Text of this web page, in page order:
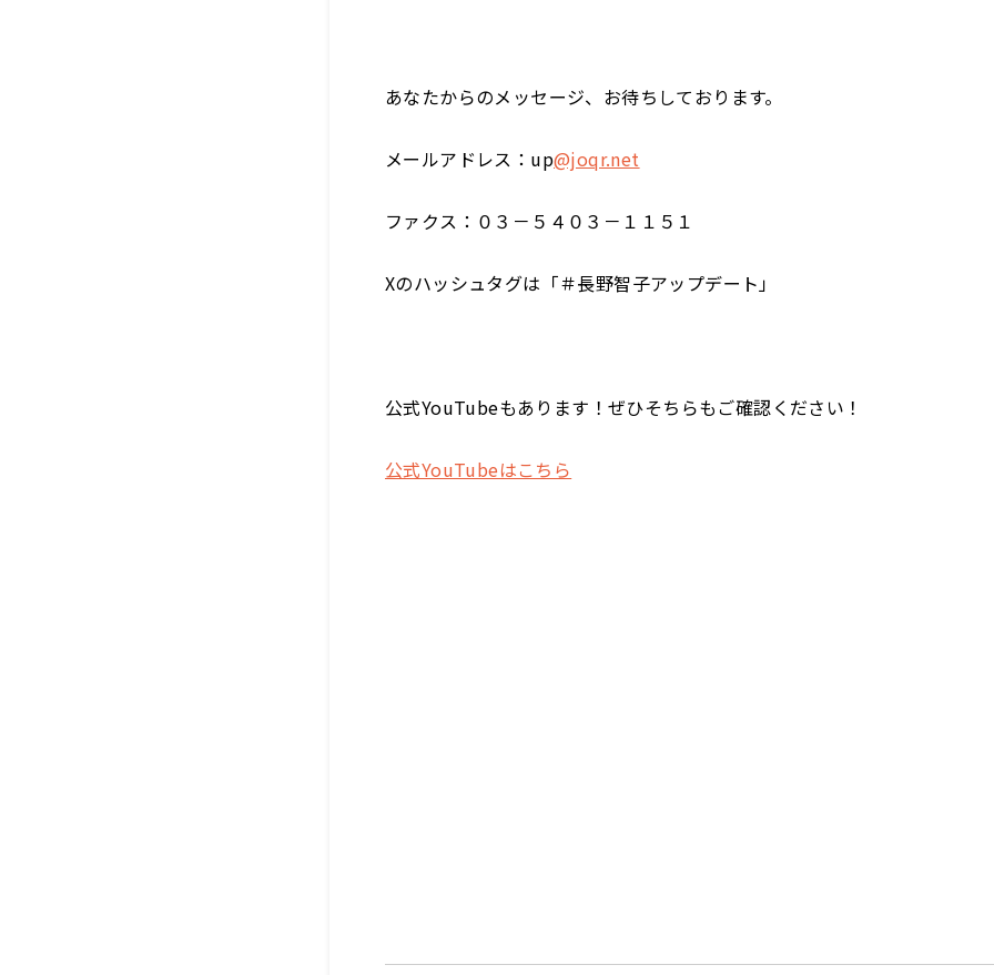
あなたからのメッセージ、お待ちしております。
メールアドレス：up@joqr.net
ファクス：０３－５４０３－１１５１
Xのハッシュタグは「＃長野智子アップデート」
公式YouTubeもあります！ぜひそちらもご確認ください！
公式YouTubeはこちら